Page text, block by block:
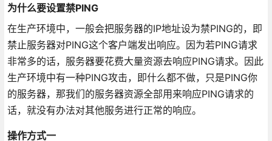
为什么要设置禁PING
在生产环境中，一般会把服务器的IP地址设为禁PING的，即
禁止服务器对PING这个客户端发出响应。因为若PING请求
非常多的话，服务器要花费大量资源去响应PING请求。因此
生产环境中有一种PING攻击，即什么都不做，只是PING你
的服务器，那我们的服务器资源全部用来响应PING请求的
话，就没有办法对其他服务进行正常的响应。
操作方式一